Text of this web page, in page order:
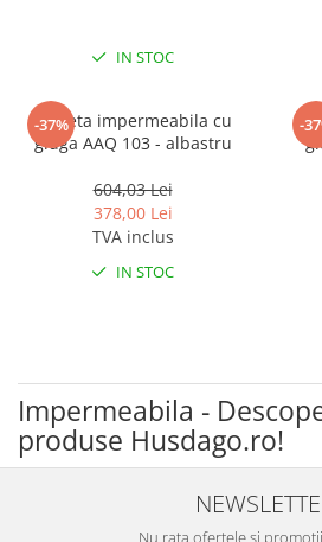
IN STOC
-37%
Jacheta impermeabila cu
gluga AAQ 103 - albastru
604,03 Lei
378,00 Lei
TVA inclus
IN STOC
-
Impermeabila -
produse Husdago.ro!
Nu rata ofertele si